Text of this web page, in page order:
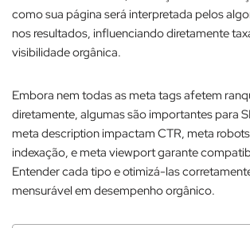
como sua página será interpretada pelos
nos resultados, influenciando diretamente
visibilidade orgânica.​
Embora nem todas as meta tags afetem
diretamente, algumas são importantes para
meta description impactam CTR, meta
indexação, e meta viewport garante
Entender cada tipo e otimizá-las
mensurável em desempenho orgânico.